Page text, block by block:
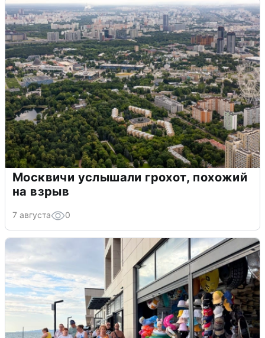
Москвичи услышали грохот, похожий
на взрыв
7 августа 0